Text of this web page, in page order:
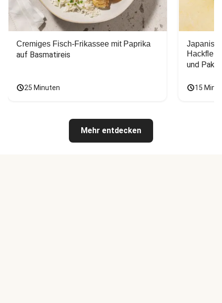
Cremiges Fisch-Frikassee mit Paprika
auf Basmatireis
25 Minuten
und Pak
15
Mehr entdecken